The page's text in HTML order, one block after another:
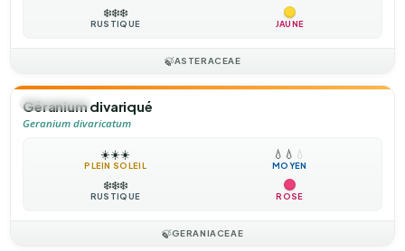
❄️❄️❄️
RUSTIQUE JAUNE
🍃ASTERACEAE
🌻ANNUELLE
Géranium divariqué
Geranium divaricatum
☀️☀️☀️
PLEIN SOLEIL
💧 💧 💧
MOYEN
❄️❄️❄️
RUSTIQUE ROSE
🍃GERANIACEAE